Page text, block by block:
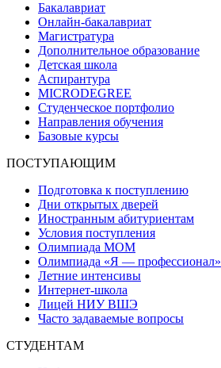
Бакалавриат
Онлайн-бакалавриат
Магистратура
Дополнительное образование
Детская школа
Аспирантура
MICRODEGREE
Студенческое портфолио
Направления обучения
Базовые курсы
ПОСТУПАЮЩИМ
Подготовка к поступлению
Дни открытых дверей
Иностранным абитуриентам
Условия поступления
Олимпиада МОМ
Олимпиада «Я — профессионал»
Летние интенсивы
Интернет-школа
Лицей НИУ ВШЭ
Часто задаваемые вопросы
СТУДЕНТАМ